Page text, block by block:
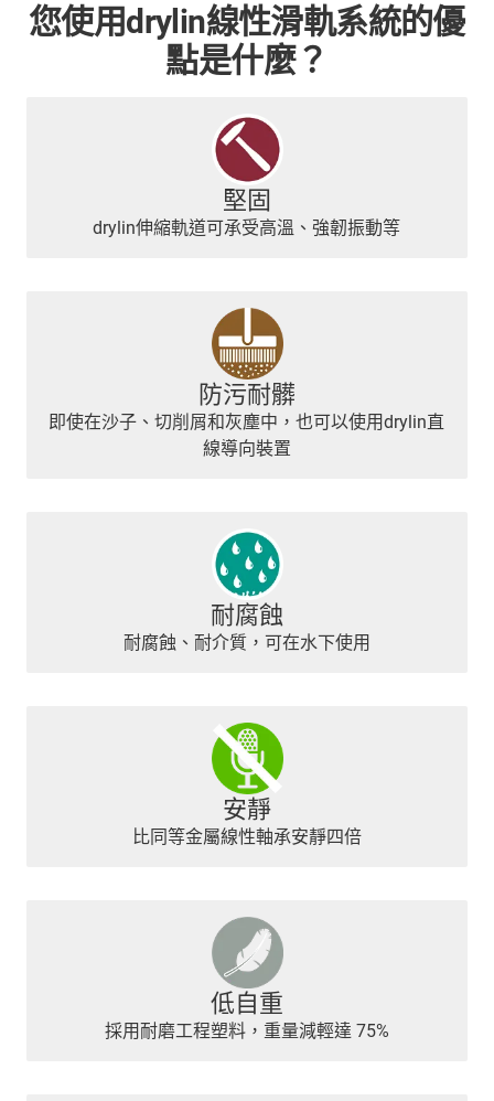
您使用drylin線性滑軌系統的優
點是什麼？
堅固
drylin伸縮軌道可承受高溫、強韌振動等
防污耐髒
即使在沙子、切削屑和灰塵中，也可以使用drylin直
線導向裝置
耐腐蝕
耐腐蝕、耐介質，可在水下使用
安靜
比同等金屬線性軸承安靜四倍
低自重
採用耐磨工程塑料，重量減輕達 75%